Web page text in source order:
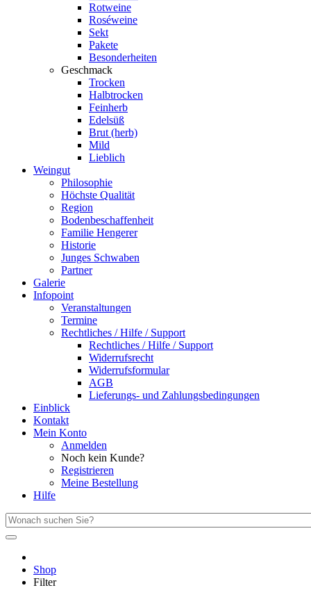
Rotweine
Roséweine
Sekt
Pakete
Besonderheiten
Geschmack
Trocken
Halbtrocken
Feinherb
Edelsüß
Brut (herb)
Mild
Lieblich
Weingut
Philosophie
Höchste Qualität
Region
Bodenbeschaffenheit
Familie Hengerer
Historie
Junges Schwaben
Partner
Galerie
Infopoint
Veranstaltungen
Termine
Rechtliches / Hilfe / Support
Rechtliches / Hilfe / Support
Widerrufsrecht
Widerrufsformular
AGB
Lieferungs- und Zahlungsbedingungen
Einblick
Kontakt
Mein Konto
Anmelden
Noch kein Kunde?
Registrieren
Meine Bestellung
Hilfe
Shop
Filter